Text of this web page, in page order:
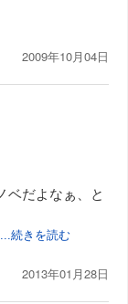
2009年10月04日
ベだよなぁ、と
...続きを読む
2013年01月28日